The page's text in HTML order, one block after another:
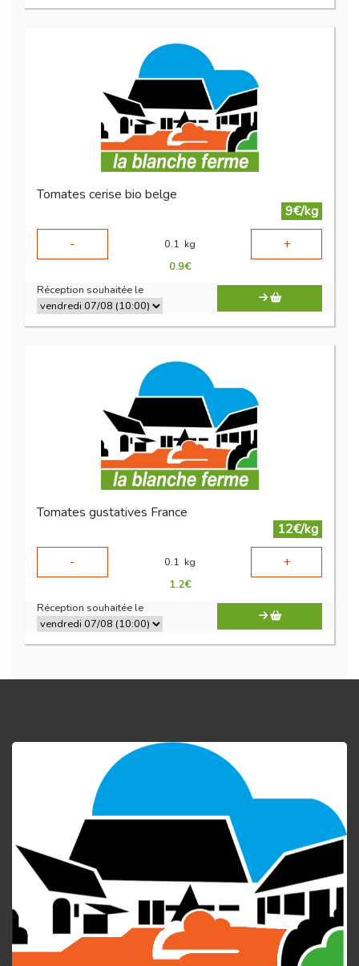
Tomates cerise bio belge
9€/kg
-
0.1 kg +
0.9€
Réception souhaitée le
Tomates gustatives France
12€/kg
-
0.1 kg +
1.2€
Réception souhaitée le